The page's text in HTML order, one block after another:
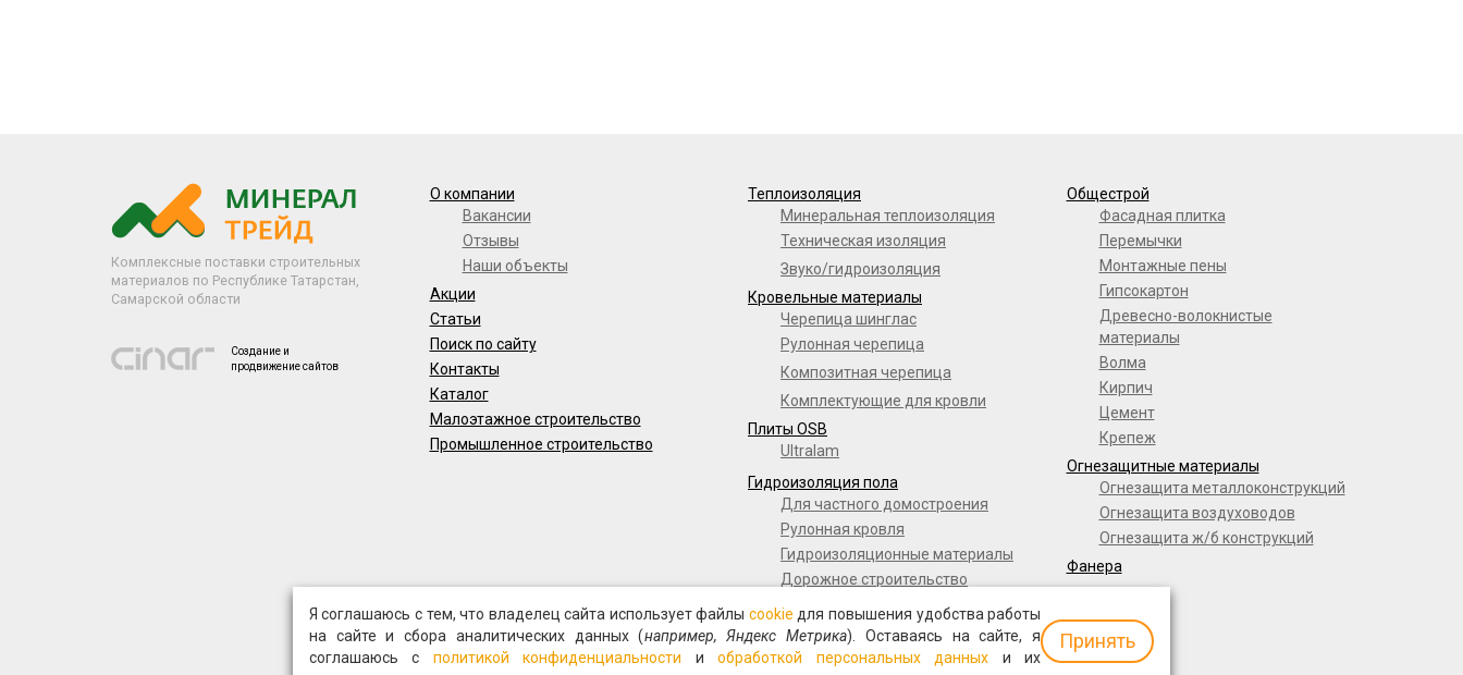
Комплексные поставки строительных
материалов по Республике Татарстан,
Самарской области
Создание и
продвижение сайтов
О компании
Вакансии
Отзывы
Наши объекты
Акции
Статьи
Поиск по сайту
Контакты
Каталог
Малоэтажное строительство
Промышленное строительство
Теплоизоляция
Минеральная теплоизоляция
Техническая изоляция
Звуко/гидроизоляция
Кровельные материалы
Черепица шинглас
Рулонная черепица
Композитная черепица
Комплектующие для кровли
Плиты OSB
Ultralam
Гидроизоляция пола
Для частного домостроения
Рулонная кровля
Гидроизоляционные материалы
Дорожное строительство
Полимерные мембраны
Мастики и праймеры
Общестрой
Фасадная плитка
Перемычки
Монтажные пены
Гипсокартон
Древесно-волокнистые
материалы
Волма
Кирпич
Цемент
Крепеж
Огнезащитные материалы
Огнезащита металлоконструкций
Огнезащита воздуховодов
Огнезащита ж/б конструкций
Фанера
Я соглашаюсь с тем, что владелец сайта использует файлы cookie для повышения удобства работы
на сайте и сбора аналитических данных (например, Яндекс Метрика). Оставаясь на сайте, я
соглашаюсь с политикой конфиденциальности иобработкой персональных данных и их
Принять